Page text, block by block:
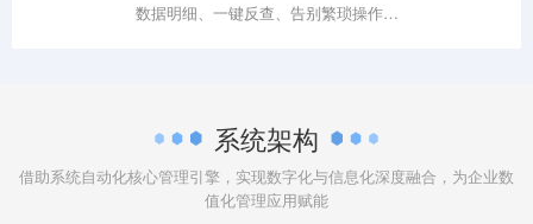
数据明细、一键反查、告别繁琐操作…
系统架构
借助系统自动化核心管理引擎，实现数字化与信息化深度融合，为企业数
值化管理应用赋能